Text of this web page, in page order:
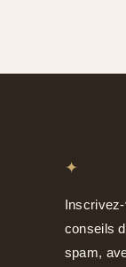
✦
conseils
spam,